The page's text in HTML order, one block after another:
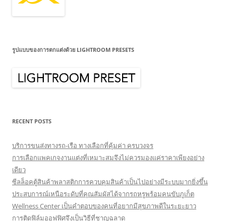
รูปแบบของการตกแต่งด้วย LIGHTROOM PRESETS
RECENT POSTS
บริการขนส่งทางรถ-เรือ ทางเลือกที่คุ้มค่า ครบวงจร
การเลือกแพคเกจงานแต่งที่เหมาะสมจึงไม่ควรมองแค่ราคาเพียงอย่าง
เดียว
ซีลล็อคตู้สินค้าพลาสติกการควบคุมสินค้าเป็นไปอย่างมีระบบมากยิ่งขึ้น
ประสบการณ์เหนือระดับที่คุณสัมผัสได้จากรถหรูพร้อมคนขับภูเก็ต
Wellness Center เป็นคำตอบของคนที่อยากมีสุขภาพดีในระยะยาว
การติดฟิล์มออฟฟิศจึงเป็นวิธีที่ชาญฉลาด